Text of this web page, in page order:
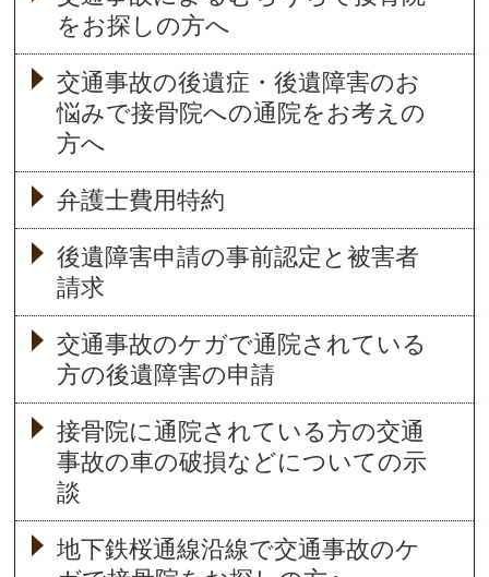
をお探しの方へ
交通事故の後遺症・後遺障害のお
悩みで接骨院への通院をお考えの
方へ
弁護士費用特約
後遺障害申請の事前認定と被害者
請求
交通事故のケガで通院されている
方の後遺障害の申請
接骨院に通院されている方の交通
事故の車の破損などについての示
談
地下鉄桜通線沿線で交通事故のケ